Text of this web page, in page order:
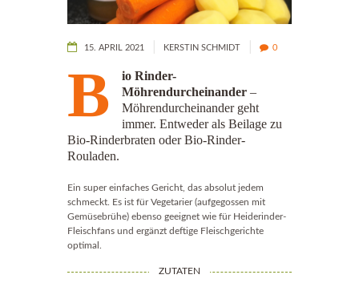
15. APRIL 2021 KERSTIN SCHMIDT 0
B
io Rinder-
Möhrendurcheinander –
Möhrendurcheinander geht
immer. Entweder als Beilage zu
Bio-Rinderbraten oder Bio-Rinder-
Rouladen.
Ein super einfaches Gericht, das absolut jedem
schmeckt. Es ist für Vegetarier (aufgegossen mit
Gemüsebrühe) ebenso geeignet wie für Heiderinder-
Fleischfans und ergänzt deftige Fleischgerichte
optimal.
ZUTATEN